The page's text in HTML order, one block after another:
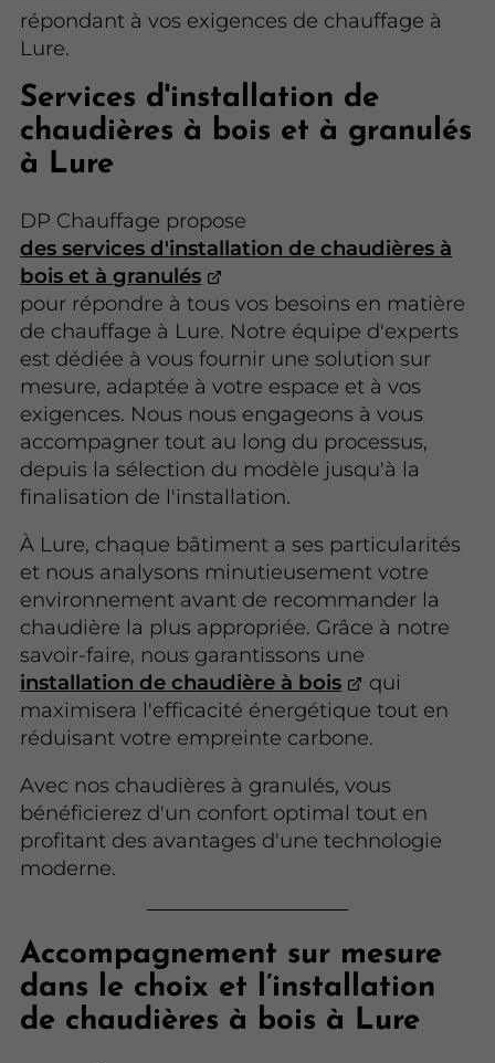
répondant à vos exigences de chauffage à
Lure.
Services d'installation de
chaudières à bois et à granulés
à Lure
DP Chauffage propose
des services d'installation de chaudières à
bois et à granulés
pour répondre à tous vos besoins en matière
de chauffage à Lure. Notre équipe d'experts
est dédiée à vous fournir une solution sur
mesure, adaptée à votre espace et à vos
exigences. Nous nous engageons à vous
accompagner tout au long du processus,
depuis la sélection du modèle jusqu'à la
finalisation de l'installation.
À Lure, chaque bâtiment a ses particularités
et nous analysons minutieusement votre
environnement avant de recommander la
chaudière la plus appropriée. Grâce à notre
savoir-faire, nous garantissons une
installation de chaudière à bois
qui
maximisera l'efficacité énergétique tout en
réduisant votre empreinte carbone.
Avec nos chaudières à granulés, vous
bénéficierez d'un confort optimal tout en
profitant des avantages d'une technologie
moderne.
Accompagnement sur mesure
dans le choix et l’installation
de chaudières à bois à Lure